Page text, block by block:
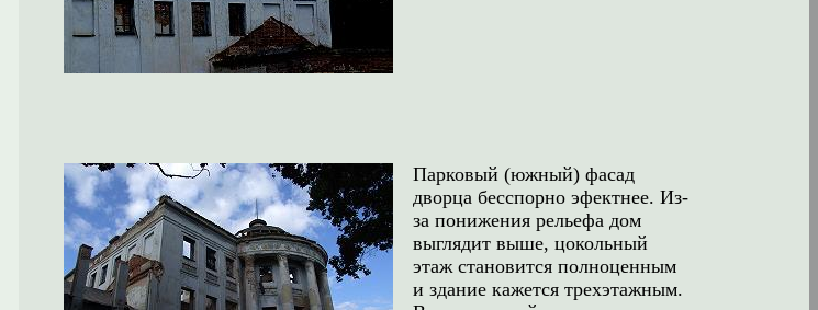
Парковый (южный) фасад
дворца бесспорно эфектнее. Из-
за понижения рельефа дом
выглядит выше, цокольный
этаж становится полноценным
и здание кажется трехэтажным.